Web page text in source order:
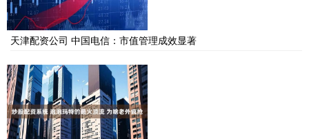
天津配资公司 中国电信：市值管理成效显著